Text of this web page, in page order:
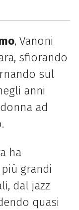
, Vanoni
sfiorando
sul
anni
ad
ha
grandi
dal jazz
quasi